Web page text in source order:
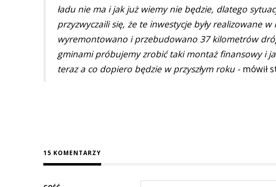
ładu nie ma i jak już wiemy nie będzie, dlatego
przyzwyczaili się, że te inwestycje były realizowane
wyremontowano i przebudowano 37 kilometrów
gminami próbujemy zrobić taki montaż finansowy i
teraz a co dopiero będzie w przyszłym roku - mówił
15 KOMENTARZY